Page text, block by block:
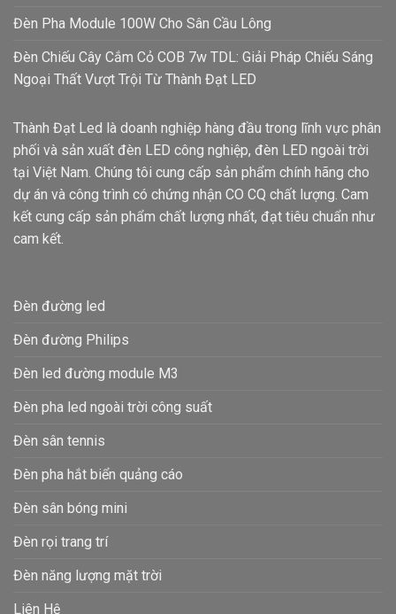
Đèn Pha Module 100W Cho Sân Cầu Lông
Đèn Chiếu Cây Cắm Cỏ COB 7w TDL: Giải Pháp Chiếu Sáng
Ngoại Thất Vượt Trội Từ Thành Đạt LED
Thành Đạt Led là doanh nghiệp hàng đầu trong lĩnh vực phân
phối và sản xuất đèn LED công nghiệp, đèn LED ngoài trời
tại Việt Nam. Chúng tôi cung cấp sản phẩm chính hãng cho
dự án và công trình có chứng nhận CO CQ chất lượng. Cam
kết cung cấp sản phẩm chất lượng nhất, đạt tiêu chuẩn như
cam kết.
Đèn đường led
Đèn đường Philips
Đèn led đường module M3
Đèn pha led ngoài trời công suất
Đèn sân tennis
Đèn pha hắt biển quảng cáo
Đèn sân bóng mini
Đèn rọi trang trí
Đèn năng lượng mặt trời
Liên Hệ